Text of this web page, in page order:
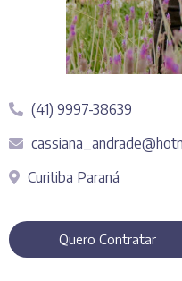
(41) 9997-38639
Curitiba Paraná
Quero Contratar